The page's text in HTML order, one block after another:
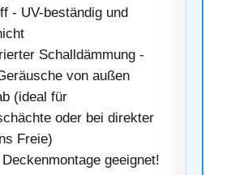
- UV-beständig und
Schalldämmung -
von außen
(ideal für
oder bei direkter
Freie)
geeignet!